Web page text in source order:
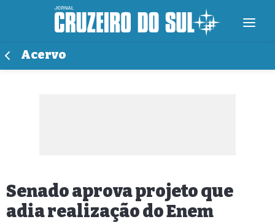
Acervo
Senado aprova projeto que
adia realização do Enem